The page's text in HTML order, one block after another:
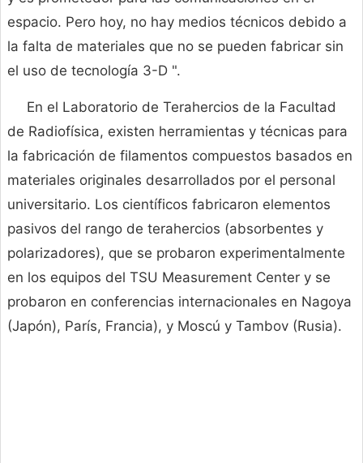
espacio. Pero hoy, no hay medios técnicos debido a
la falta de materiales que no se pueden fabricar sin
el uso de tecnología 3-D ".
En el Laboratorio de Terahercios de la Facultad
de Radiofísica, existen herramientas y técnicas para
la fabricación de filamentos compuestos basados ​​en
materiales originales desarrollados por el personal
universitario. Los científicos fabricaron elementos
pasivos del rango de terahercios (absorbentes y
polarizadores), que se probaron experimentalmente
en los equipos del TSU Measurement Center y se
probaron en conferencias internacionales en Nagoya
(Japón), París, Francia), y Moscú y Tambov (Rusia).